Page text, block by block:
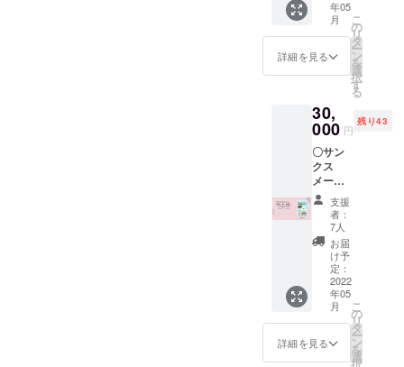
すべき
かを問
いま
す。今
どもた
ちへの
メッ
セージ
5月に郵
送いた
しま
す。 な
お掲載
の写
真・図
版・文
章の無
断転載
は、固
くお断
りいた
PDF
データ
PDF
データ
の転
用、な
掲載の
写真・
図版・
文章の
無断転
載は、
固くお
断りい
たしま
す。
年05
月
詳細を見る
こ
の
リ
タ
ー
ン
を
選
択
す
る
30,
000 円
残り43
〇サン
クス
メール
〇絵本
「八重
山のマ
ラリ
ア」(仮
題）
B5版
24P カ
ラー 八
重山の
マラリ
アの歴
支援
者：
7人
お届
け予
定：
2022
年05
月
詳細を見る
こ
の
リ
タ
ー
ン
を
選